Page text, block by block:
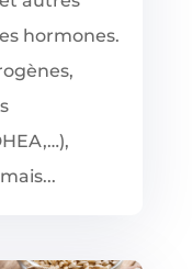
hormones.